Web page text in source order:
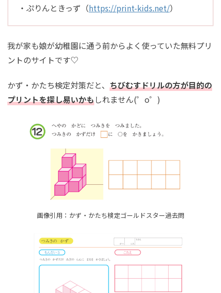
・ぷりんときっず（https://print-kids.net/）
我が家も娘が幼稚園に通う前からよく使っていた無料プリ
ントのサイトです♡
かず・かたち検定対策だと、 ちびむすドリルの方が目的の
プリントを探し易いかもしれません(゜o゜)
画像引用：かず・かたち検定ゴールドスター過去問